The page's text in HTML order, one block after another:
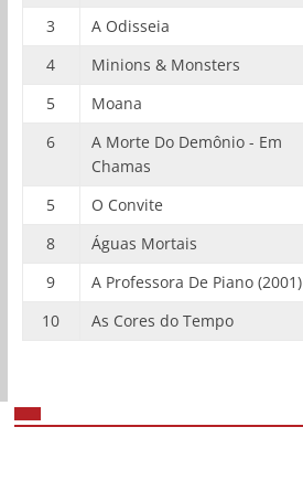
3
A Odisseia
4
Minions & Monsters
5
Moana
6
A Morte Do Demônio - Em
Chamas
5 O Convite
8
Águas Mortais
9
A Professora De Piano (2001)
10
As Cores do Tempo